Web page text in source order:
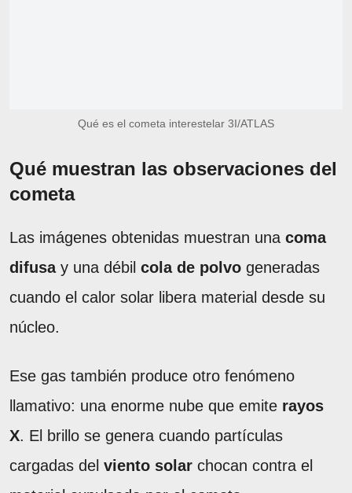
Qué es el cometa interestelar 3I/ATLAS
Qué muestran las observaciones del
cometa
Las imágenes obtenidas muestran una coma
difusay una débil cola de polvo generadas
cuando el calor solar libera material desde su
núcleo.
Ese gas también produce otro fenómeno
llamativo: una enorme nube que emite rayos
X. El brillo se genera cuando partículas
cargadas del viento solar chocan contra el